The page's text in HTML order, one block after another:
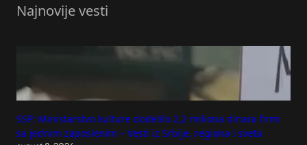
Najnovije vesti
SSP: Ministarstvo kulture dodelilo 2,2 miliona dinara firmi
sa jednim zaposlenim – Vesti iz Srbije, regiona i sveta